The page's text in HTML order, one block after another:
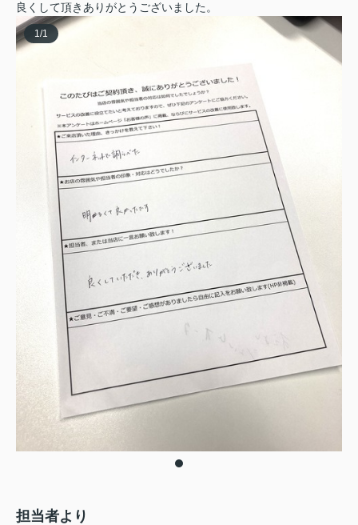
良くして頂きありがとうございました。
1/1
担当者より